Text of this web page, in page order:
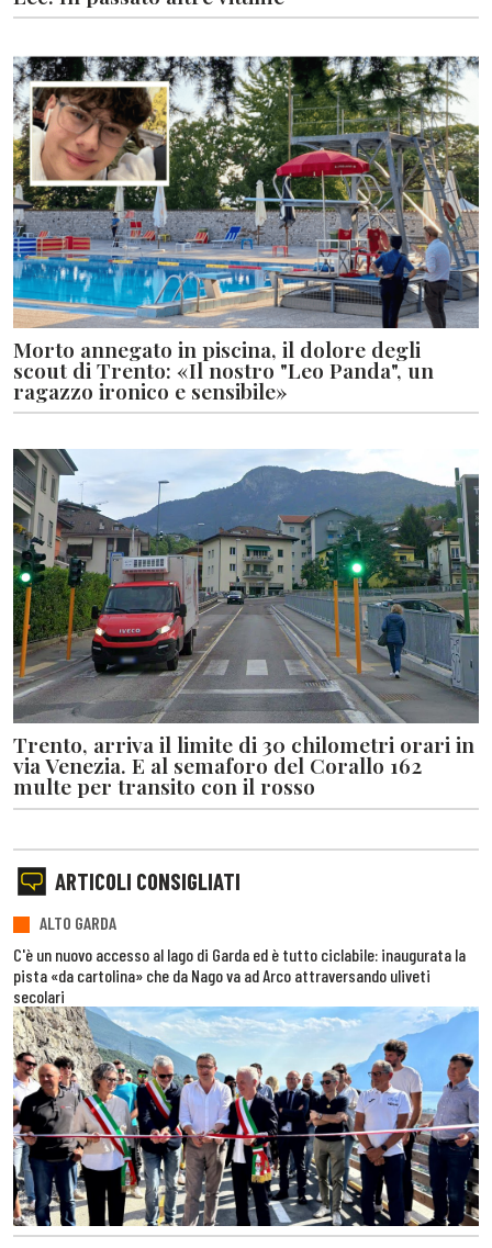
Morto annegato in piscina, il dolore degli
scout di Trento: «Il nostro "Leo Panda", un
ragazzo ironico e sensibile»
Trento, arriva il limite di 30 chilometri orari in
via Venezia. E al semaforo del Corallo 162
multe per transito con il rosso
ARTICOLI CONSIGLIATI
ALTO GARDA
C'è un nuovo accesso al lago di Garda ed è tutto ciclabile: inaugurata la
pista «da cartolina» che da Nago va ad Arco attraversando uliveti
secolari